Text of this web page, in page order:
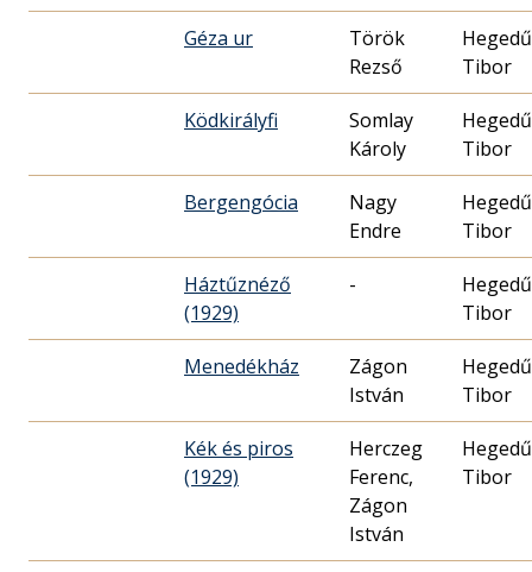
Géza ur
Török
Rezső
Tibor
Ködkirályfi
Somlay
Károly
Tibor
Bergengócia
Nagy
Endre
Tibor
Háztűznéző
(1929)
-
Tibor
Menedékház
Zágon
István
Tibor
Kék és piros
(1929)
Herczeg
Ferenc,
Zágon
István
Tibor